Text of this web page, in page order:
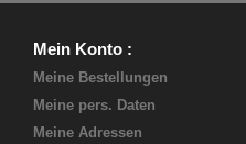
Mein Konto
Meine Bestellungen
Meine pers. Daten
Meine Adressen